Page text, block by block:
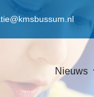
Nieuws